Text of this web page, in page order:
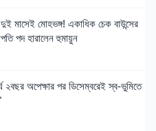
মোহভঙ্গ! একাধিক চেক বাউন্সের
পদ হারালেন হুমায়ুন
অপেক্ষার পর ডিসেম্বরেই স্ব-ভুমিতে